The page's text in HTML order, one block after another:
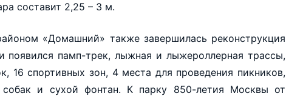
составит 2,25 – 3 м.
«Домашний» также завершилась реконструкция
появился памп-трек, лыжная и лыжероллерная трассы,
16 спортивных зон, 4 места для проведения пикников,
и сухой фонтан. К парку 850-летия Москвы от